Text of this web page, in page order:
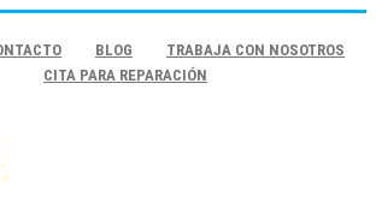
BLOG
TRABAJA CON NOSOTROS
CITA PARA REPARACIÓN